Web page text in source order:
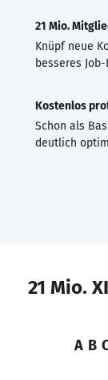
21 Mio.
Knüpf neue
besseres
Kostenlos
Schon als
deutlich
21 Mio.
A B